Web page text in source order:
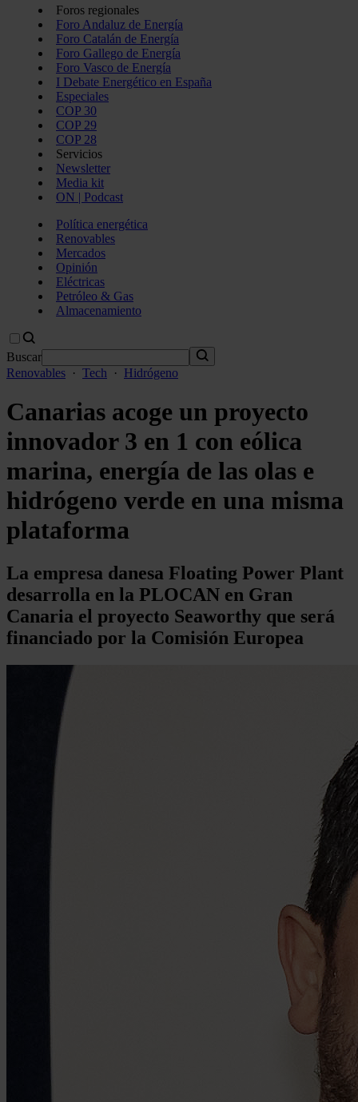
Foros regionales
Foro Andaluz de Energía
Foro Catalán de Energía
Foro Gallego de Energía
Foro Vasco de Energía
I Debate Energético en España
Especiales
COP 30
COP 29
COP 28
Servicios
Newsletter
Media kit
ON | Podcast
Política energética
Renovables
Mercados
Opinión
Eléctricas
Petróleo & Gas
Almacenamiento
Buscar
Renovables · Tech · Hidrógeno
Canarias acoge un proyecto
innovador 3 en 1 con eólica
marina, energía de las olas e
hidrógeno verde en una misma
plataforma
La empresa danesa Floating Power Plant
desarrolla en la PLOCAN en Gran
Canaria el proyecto Seaworthy que será
financiado por la Comisión Europea